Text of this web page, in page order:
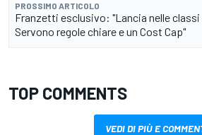
PROSSIMO ARTICOLO
Franzetti esclusivo: "Lancia nelle classi
Servono regole chiare e un Cost Cap"
TOP COMMENTS
VEDI DI PIÙ E